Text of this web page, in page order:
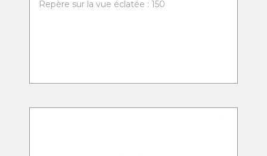
Repère sur la vue éclatée : 150